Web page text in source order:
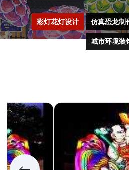
彩灯花灯设计 仿真恐龙制
城市环境装